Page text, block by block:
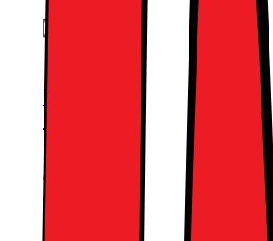
One For All väggfäste för
WM4619
799.-